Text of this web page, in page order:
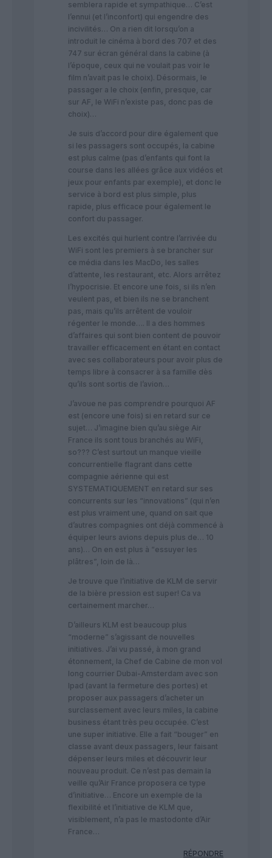
semblera rapide et sympathique… C’est
l’ennui (et l’inconfort) qui engendre des
incivilités… On a rien dit lorsqu’on a
introduit le cinéma à bord des 707 et des
747 sur écran général dans la cabine (à
l’époque, ceux qui ne voulait pas voir le
film n’avait pas le choix). Désormais, le
passager a le choix (enfin, presque, car
sur AF, le WiFi n’existe pas, donc pas de
choix)…
Je suis d’accord pour dire également que
si les passagers sont occupés, la cabine
est plus calme (pas d’enfants qui font la
course dans les allées grâce aux vidéos et
jeux pour enfants par exemple), et donc le
service à bord est plus simple, plus
rapide, plus efficace pour également le
confort du passager.
Les excités qui hurlent contre l’arrivée du
WiFi sont les premiers à se brancher sur
ce média dans les MacDo, les salles
d’attente, les restaurant, etc. Alors arrêtez
l’hypocrisie. Et encore une fois, si ils n’en
veulent pas, et bien ils ne se branchent
pas, mais qu’ils arrêtent de vouloir
régenter le monde…. Il a des hommes
d’affaires qui sont bien content de pouvoir
travailler efficacement en étant en contact
avec ses collaborateurs pour avoir plus de
temps libre à consacrer à sa famille dès
qu’ils sont sortis de l’avion…
J’avoue ne pas comprendre pourquoi AF
est (encore une fois) si en retard sur ce
sujet… J’imagine bien qu’au siège Air
France ils sont tous branchés au WiFi,
so??? C’est surtout un manque vieille
concurrentielle flagrant dans cette
compagnie aérienne qui est
SYSTEMATIQUEMENT en retard sur ses
concurrents sur les “innovations” (qui n’en
est plus vraiment une, quand on sait que
d’autres compagnies ont déjà commencé à
équiper leurs avions depuis plus de… 10
ans)… On en est plus à “essuyer les
plâtres”, loin de là…
Je trouve que l’initiative de KLM de servir
de la bière pression est super! Ca va
certainement marcher…
D’ailleurs KLM est beaucoup plus
“moderne” s’agissant de nouvelles
initiatives. J’ai vu passé, à mon grand
étonnement, la Chef de Cabine de mon vol
long courrier Dubai-Amsterdam avec son
Ipad (avant la fermeture des portes) et
proposer aux passagers d’acheter un
surclassement avec leurs miles, la cabine
business étant très peu occupée. C’est
une super initiative. Elle a fait “bouger” en
classe avant deux passagers, leur faisant
dépenser leurs miles et découvrir leur
nouveau produit. Ce n’est pas demain la
veille qu’Air France proposera ce type
d’initiative… Encore un exemple de la
flexibilité et l’initiative de KLM que,
visiblement, n’a pas le mastodonte d’Air
France…
RÉPONDRE